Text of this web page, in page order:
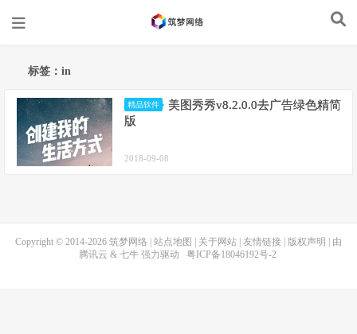
标签：in
精品软件
美图秀秀v8.2.0.0去广告绿色精简
版
2018-09-08
Copyright © 2014-2026 筑梦网络 站点地图 关于网站 友情链接 版权声明
| 由
腾讯云 & 七牛强力驱动 粤ICP备18046192号-2